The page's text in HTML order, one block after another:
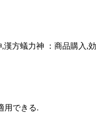
方蟻力神 ：商品購入,
用できる.